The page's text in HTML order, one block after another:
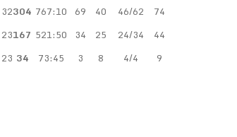
32304 767:10 69 40 46/62
74
23167 521:50 34 25 24/34
44
23 34 73:45 3 8 4/4 9